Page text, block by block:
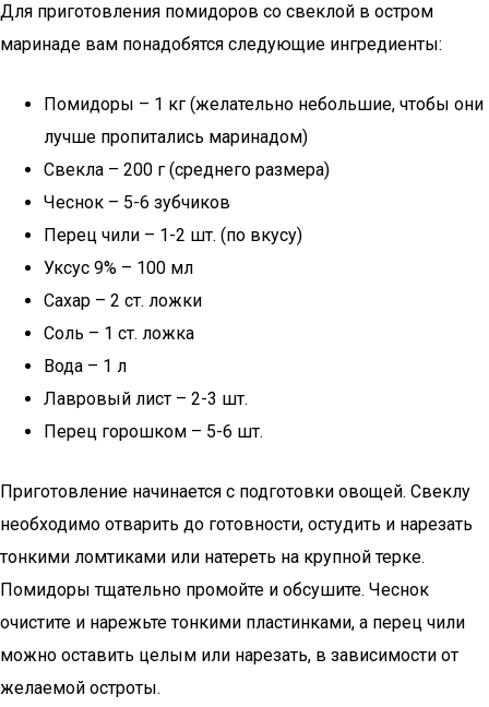
Для приготовления помидоров со свеклой в остром
маринаде вам понадобятся следующие ингредиенты:
Помидоры – 1 кг (желательно небольшие, чтобы они
лучше пропитались маринадом)
Свекла – 200 г (среднего размера)
Чеснок – 5-6 зубчиков
Перец чили – 1-2 шт. (по вкусу)
Уксус 9% – 100 мл
Сахар – 2 ст. ложки
Соль – 1 ст. ложка
Вода – 1 л
Лавровый лист – 2-3 шт.
Перец горошком – 5-6 шт.
Приготовление начинается с подготовки овощей. Свеклу
необходимо отварить до готовности, остудить и нарезать
тонкими ломтиками или натереть на крупной терке.
Помидоры тщательно промойте и обсушите. Чеснок
очистите и нарежьте тонкими пластинками, а перец чили
можно оставить целым или нарезать, в зависимости от
желаемой остроты.